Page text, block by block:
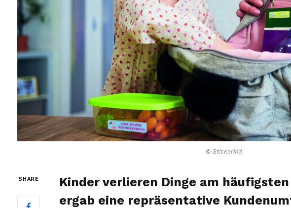
© Stickerkid
SHARE
Kinder verlieren Dinge am
ergab eine repräsentative